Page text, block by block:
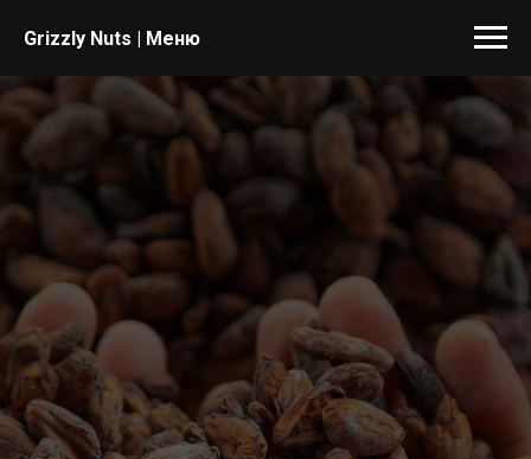
Grizzly Nuts | Меню